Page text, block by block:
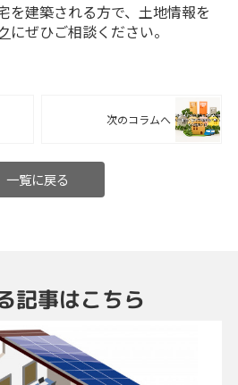
を建築される方で、土地情報を
にぜひご相談ください。
次のコラムへ
一覧に戻る
記事はこちら